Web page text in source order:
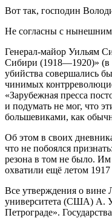
Вот так, господин
Не согласны с
Генерал-майор Уильям
Сибири (1918—1920)» (в
убийства совершались
чинимых
«Зарубежная пресса
и подумать не мог, что
большевиками, как
Об этом в своих
что не побоялся
резона в том не было. Им
охватили ещё летом 1917
Все утверждения о вине
университета (США) А.
Петрограде».